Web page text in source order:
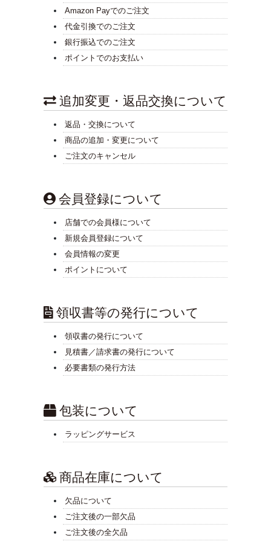
Amazon Payでのご注文
代金引換でのご注文
銀行振込でのご注文
ポイントでのお支払い
追加変更・返品交換について
返品・交換について
商品の追加・変更について
ご注文のキャンセル
会員登録について
店舗での会員様について
新規会員登録について
会員情報の変更
ポイントについて
領収書等の発行について
領収書の発行について
見積書／請求書の発行について
必要書類の発行方法
包装について
ラッピングサービス
商品在庫について
欠品について
ご注文後の一部欠品
ご注文後の全欠品